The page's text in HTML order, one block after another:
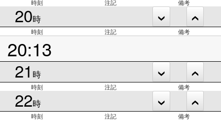
時刻 注記 備考
20時
時刻 注記 備考
20:13
21 時
時刻 注記 備考
22時
時刻 注記 備考